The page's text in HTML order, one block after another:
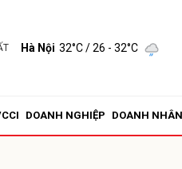
Hà Nội 32°C/ 26 - 32°C
DOANH NGHIỆP DOANH NHÂN